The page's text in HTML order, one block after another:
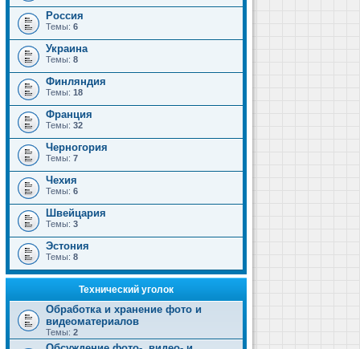
Россия
Темы: 6
Украина
Темы: 8
Финляндия
Темы: 18
Франция
Темы: 32
Черногория
Темы: 7
Чехия
Темы: 6
Швейцария
Темы: 3
Эстония
Темы: 8
Технический уголок
Обработка и хранение фото и
видеоматериалов
Темы: 2